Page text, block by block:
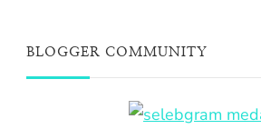
BLOGGER COMMUNITY